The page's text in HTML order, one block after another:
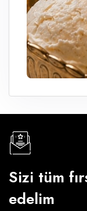
Sizi tüm
edelim